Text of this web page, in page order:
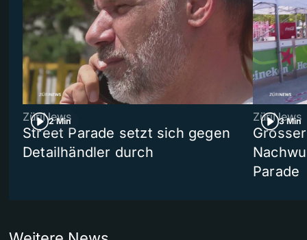
2 Min
ZüriNews
Street Parade setzt sich gegen
Detailhändler durch
3 Min
ZüriNews
Parade